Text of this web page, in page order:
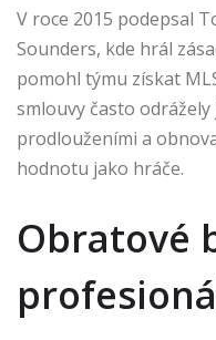
V roce 2015 podepsal
Sounders, kde hrál
pomohl týmu získat
smlouvy často
prodlouženími a
hodnotu jako hráče.
Obratové